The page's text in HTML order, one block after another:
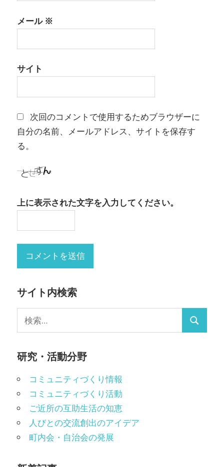
メール※
サイト
次回のコメントで使用するためブラウザーに
自分の名前、メールアドレス、サイトを保存す
る。
上に表示された文字を入力してください。
サイト内検索
索:
検
研究・活動分野
コミュニティづくり情報
コミュニティづくり活動
ご近所の互助生活の知恵
人びとの交流創出のアイデア
町内会・自治会の発展